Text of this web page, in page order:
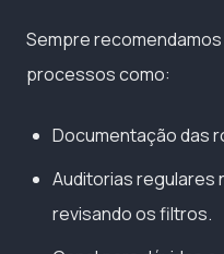
Sempre
processos como:
Documentação das
Auditorias regulares
revisando os filtros.